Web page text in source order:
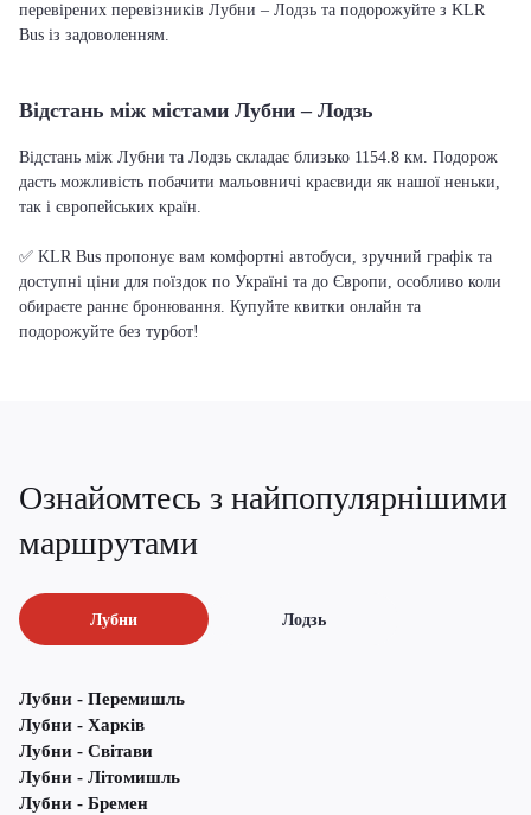
перевірених перевізників Лубни – Лодзь та подорожуйте з KLR
Bus із задоволенням.
Відстань між містами Лубни – Лодзь
Відстань між Лубни та Лодзь складає близько 1154.8 км. Подорож
дасть можливість побачити мальовничі краєвиди як нашої неньки,
так і європейських країн.
✅ KLR Bus пропонує вам комфортні автобуси, зручний графік та
доступні ціни для поїздок по Україні та до Європи, особливо коли
обираєте раннє бронювання. Купуйте квитки онлайн та
подорожуйте без турбот!
Ознайомтесь з найпопулярнішими
маршрутами
Лубни Лодзь
Лубни - Перемишль
Лубни - Харків
Лубни - Світави
Лубни - Літомишль
Лубни - Бремен